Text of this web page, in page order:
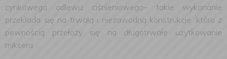
cynkowego odlewu ciśnieniowego– takie wykonanie
przekłada się na trwałą i niezawodną konstrukcje, która z
pewnością przełoży się na długotrwałe użytkowanie
miksera.